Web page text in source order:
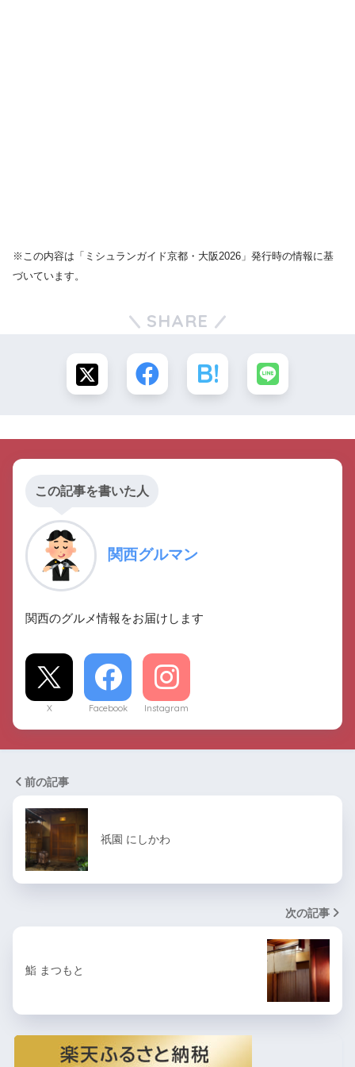
※この内容は「ミシュランガイド京都・大阪2026」発行時の情報に基
づいています。
SHARE
この記事を書いた人
関西グルマン
関西のグルメ情報をお届けします
X Facebook Instagram
前の記事
祇園 にしかわ
次の記事
鮨 まつもと